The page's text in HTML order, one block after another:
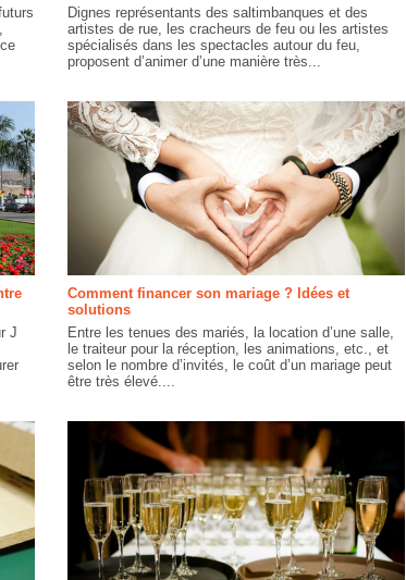
Dignes représentants des saltimbanques et des
artistes de rue, les cracheurs de feu ou les artistes
spécialisés dans les spectacles autour du feu,
proposent d’animer d’une manière très...
J
Comment financer son mariage ? Idées et
solutions
Entre les tenues des mariés, la location d’une salle,
le traiteur pour la réception, les animations, etc., et
selon le nombre d’invités, le coût d’un mariage peut
être très élevé....